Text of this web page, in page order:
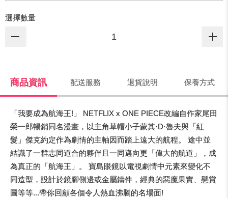
選擇數量
商品資訊 配送服務 退貨說明 保養方式
「我要成為航海王!」 NETFLIX x ONE PIECE改編自作家尾田
榮一郎暢銷同名漫畫，以主角草帽小子蒙其·D·魯夫與「紅
髮」傑克約定作為劇情的主軸因而踏上遠大的航程。 途中並
結識了一群志同道合的夥伴且一同邁向更「偉大的航道」，成
為真正的「航海王」。 寶島眼鏡以電視劇情中元素來變化不
同造型，設計於鏡腳側邊或金屬鑄件，經典的惡魔果實、懸賞
圖等等...帶你回顧各個令人熱血沸騰的名場面!